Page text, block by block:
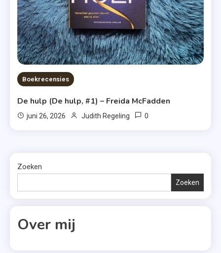
Boekrecensies
De hulp (De hulp, #1) – Freida McFadden
juni 26, 2026 Judith Regeling 0
Zoeken
Zoeken
Over mij